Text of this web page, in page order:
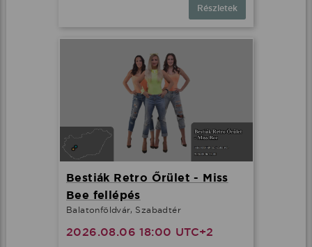
Részletek
Bestiák Retro Őrület - Miss
Bee fellépés
Balatonföldvár, Szabadtér
2026.08.06 18:00 UTC+2